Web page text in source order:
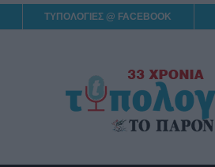
ΤΥΠΟΛΟΓΙΕΣ @ FACEBOOK